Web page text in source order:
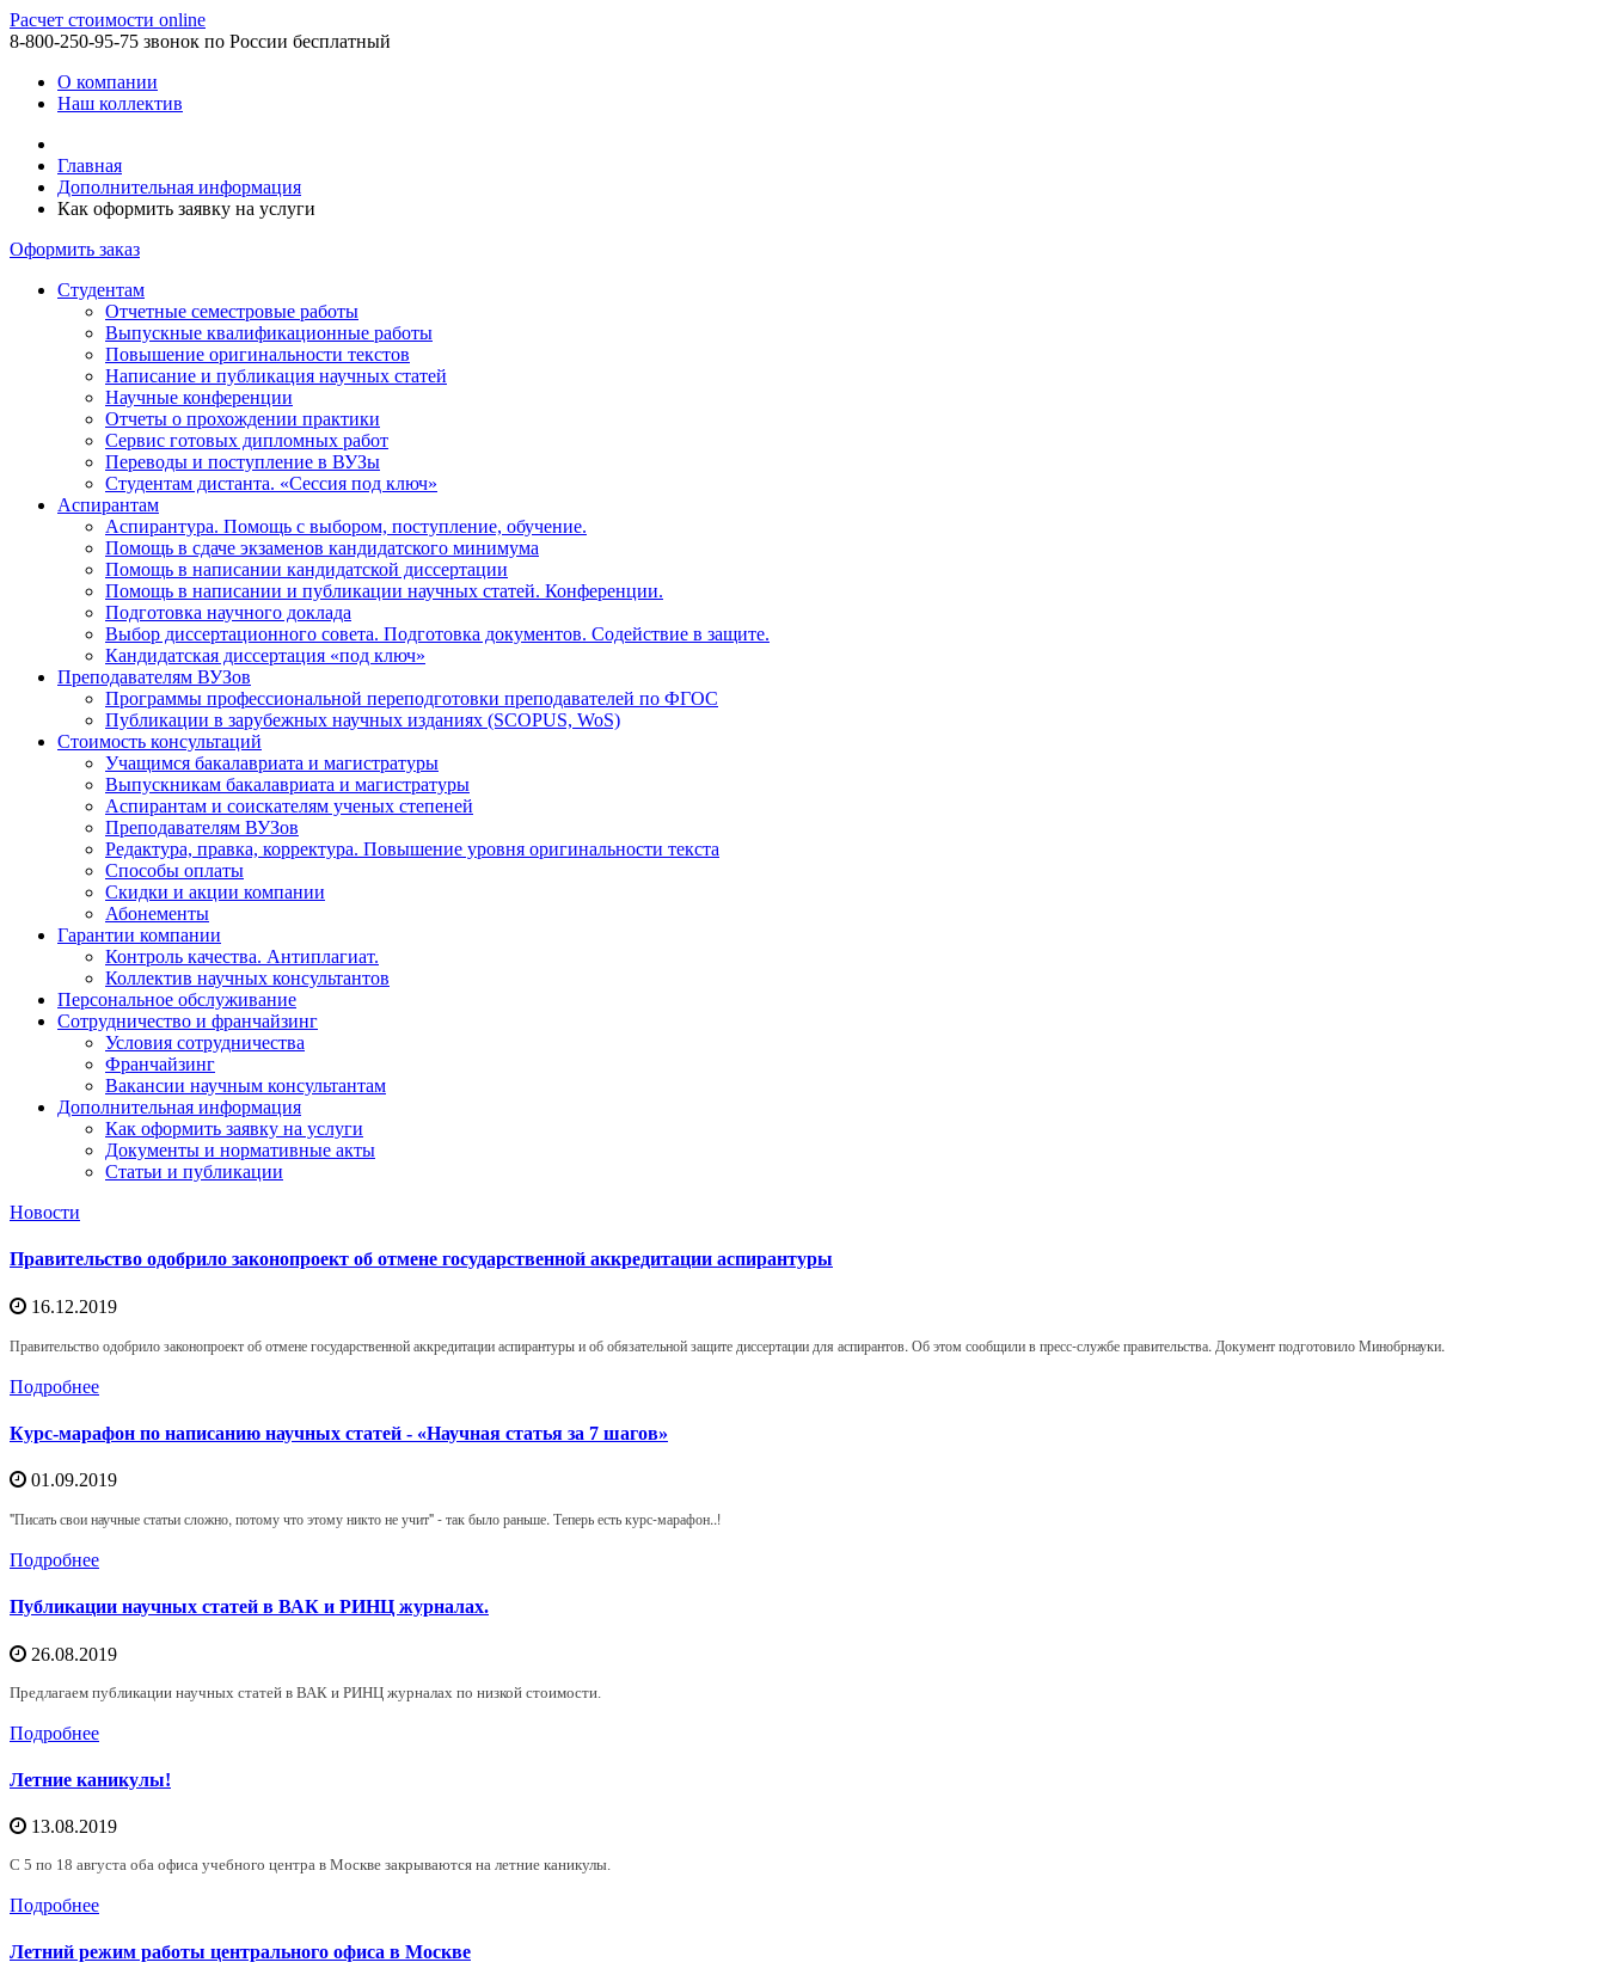
Расчет стоимости online
8-800-250-95-75 звонок по России бесплатный
О компании
Наш коллектив
Главная
Дополнительная информация
Как оформить заявку на услуги
Оформить заказ
Студентам
Отчетные семестровые работы
Выпускные квалификационные работы
Повышение оригинальности текстов
Написание и публикация научных статей
Научные конференции
Отчеты о прохождении практики
Сервис готовых дипломных работ
Переводы и поступление в ВУЗы
Студентам дистанта. «Сессия под ключ»
Аспирантам
Аспирантура. Помощь с выбором, поступление, обучение.
Помощь в сдаче экзаменов кандидатского минимума
Помощь в написании кандидатской диссертации
Помощь в написании и публикации научных статей. Конференции.
Подготовка научного доклада
Выбор диссертационного совета. Подготовка документов. Содействие в защите.
Кандидатская диссертация «под ключ»
Преподавателям ВУЗов
Программы профессиональной переподготовки преподавателей по ФГОС
Публикации в зарубежных научных изданиях (SCOPUS, WoS)
Стоимость консультаций
Учащимся бакалавриата и магистратуры
Выпускникам бакалавриата и магистратуры
Аспирантам и соискателям ученых степеней
Преподавателям ВУЗов
Редактура, правка, корректура. Повышение уровня оригинальности текста
Способы оплаты
Скидки и акции компании
Абонементы
Гарантии компании
Контроль качества. Антиплагиат.
Коллектив научных консультантов
Персональное обслуживание
Сотрудничество и франчайзинг
Условия сотрудничества
Франчайзинг
Вакансии научным консультантам
Дополнительная информация
Как оформить заявку на услуги
Документы и нормативные акты
Статьи и публикации
Новости
Правительство одобрило законопроект об отмене государственной аккредитации аспирантуры
16.12.2019
Правительство одобрило законопроект об отмене государственной аккредитации аспирантуры и об обязательной защите диссертации для аспирантов. Об этом сообщили в пресс-службе правительства. Документ подготовило Минобрнауки.
Подробнее
Курс-марафон по написанию научных статей - «Научная статья за 7 шагов»
01.09.2019
"Писать свои научные статьи сложно, потому что этому никто не учит" - так было раньше. Теперь есть курс-марафон..!
Подробнее
Публикации научных статей в ВАК и РИНЦ журналах.
26.08.2019
Предлагаем публикации научных статей в ВАК и РИНЦ журналах по низкой стоимости.
Подробнее
Летние каникулы!
13.08.2019
С 5 по 18 августа оба офиса учебного центра в Москве закрываются на летние каникулы.
Подробнее
Летний режим работы центрального офиса в Москве